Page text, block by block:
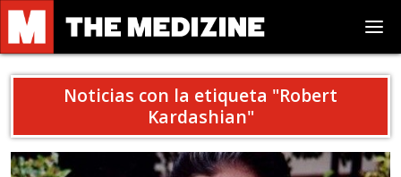
Noticias con la etiqueta "Robert
Kardashian"